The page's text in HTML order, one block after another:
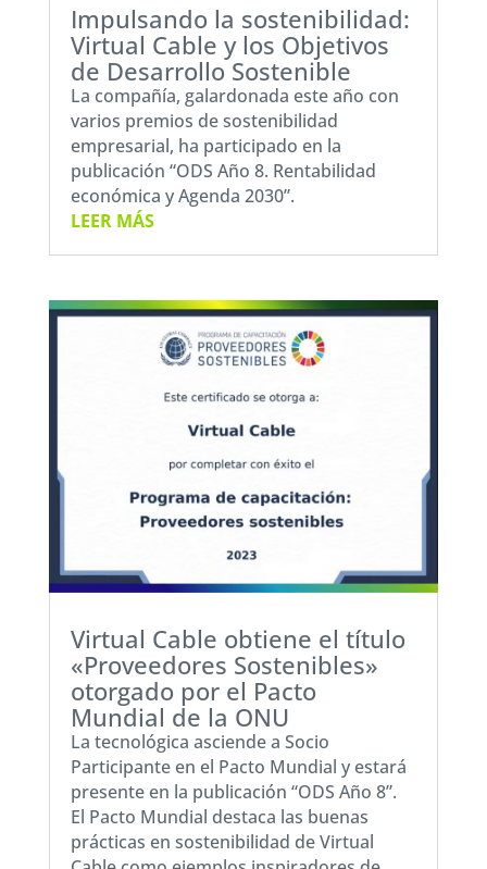
Impulsando la sostenibilidad:
Virtual Cable y los Objetivos
de Desarrollo Sostenible
La compañía, galardonada este año con
varios premios de sostenibilidad
empresarial, ha participado en la
publicación “ODS Año 8. Rentabilidad
económica y Agenda 2030”.
LEER MÁS
Virtual Cable obtiene el título
«Proveedores Sostenibles»
otorgado por el Pacto
Mundial de la ONU
La tecnológica asciende a Socio
Participante en el Pacto Mundial y estará
presente en la publicación “ODS Año 8”.
El Pacto Mundial destaca las buenas
prácticas en sostenibilidad de Virtual